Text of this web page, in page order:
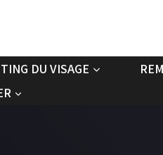
DU VISAGE